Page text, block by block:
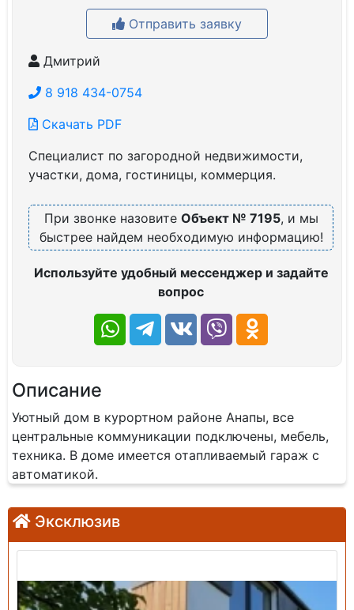
Отправить заявку
Дмитрий
8 918 434-0754
Скачать PDF
Специалист по загородной недвижимости,
участки, дома, гостиницы, коммерция.
При звонке назовите Объект № 7195, и мы
быстрее найдем необходимую информацию!
Используйте удобный мессенджер и задайте
вопрос
Описание
Уютный дом в курортном районе Анапы, все
центральные коммуникации подключены, мебель,
техника. В доме имеется отапливаемый гараж с
автоматикой.
Эксклюзив